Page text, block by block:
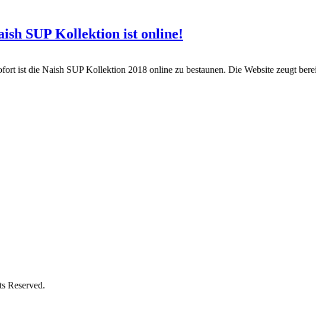
SUP Kollektion ist online!
ist die Naish SUP Kollektion 2018 online zu bestaunen. Die Website zeugt
Reserved.